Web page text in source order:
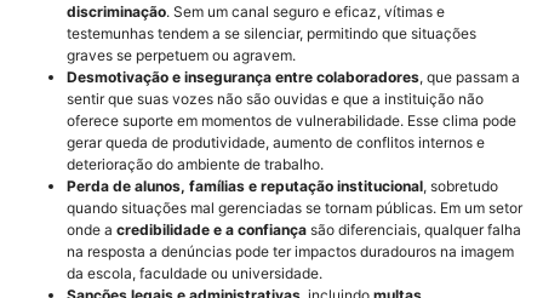
discriminação. Sem um canal seguro e eficaz, vítimas e
testemunhas tendem a se silenciar, permitindo que situações
graves se perpetuem ou agravem.
Desmotivação e insegurança entre colaboradores, que passam a
sentir que suas vozes não são ouvidas e que a instituição não
oferece suporte em momentos de vulnerabilidade. Esse clima pode
gerar queda de produtividade, aumento de conflitos internos e
deterioração do ambiente de trabalho.
Perda de alunos, famílias e reputação institucional, sobretudo
quando situações mal gerenciadas se tornam públicas. Em um setor
onde a credibilidade e a confiança são diferenciais, qualquer falha
na resposta a denúncias pode ter impactos duradouros na imagem
da escola, faculdade ou universidade.